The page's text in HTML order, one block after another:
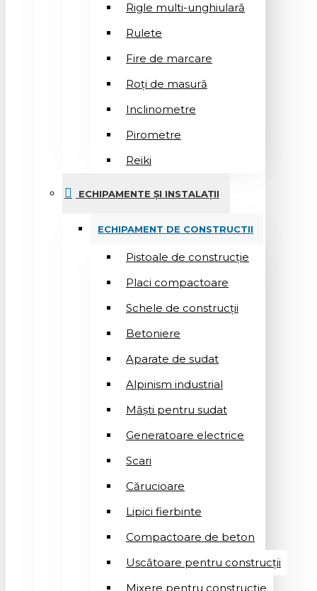
Rigle multi-unghiulară
Rulete
Fire de marcare
Roți de masură
Inclinometre
Pirometre
Reiki
ECHIPAMENTE ȘI INSTALAȚII
ECHIPAMENT DE CONSTRUCTII
Pistoale de construcție
Placi compactoare
Schele de construcții
Betoniere
Aparate de sudat
Alpinism industrial
Măști pentru sudat
Generatoare electrice
Scari
Cărucioare
Lipici fierbinte
Compactoare de beton
Uscătoare pentru construcții
Mixere pentru construcție